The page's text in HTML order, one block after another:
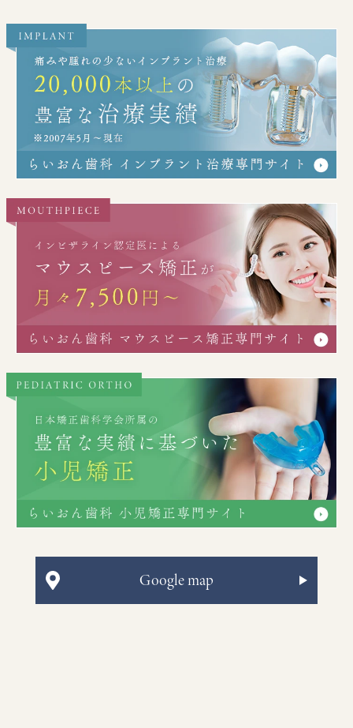
Google map